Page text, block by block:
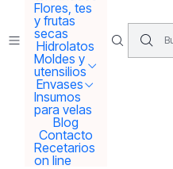
Flores, tes
y frutas
secas
Hidrolatos
Moldes y
utensilios
Envases
Insumos
para velas
Blog
Contacto
Recetarios
on line